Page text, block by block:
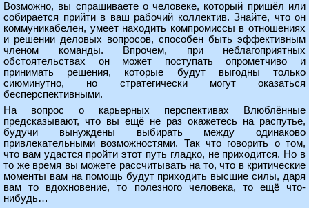
Возможно, вы спрашиваете о человеке, который пришёл или
собирается прийти в ваш рабочий коллектив. Знайте, что он
коммуникабелен, умеет находить компромиссы в отношениях
и решении деловых вопросов, способен быть эффективным
членом команды. Впрочем, при неблагоприятных
обстоятельствах он может поступать опрометчиво и
принимать решения, которые будут выгодны только
сиюминутно, но стратегически могут оказаться
бесперспективными.
На вопрос о карьерных перспективах Влюблённые
предсказывают, что вы ещё не раз окажетесь на распутье,
будучи вынуждены выбирать между одинаково
привлекательными возможностями. Так что говорить о том,
что вам удастся пройти этот путь гладко, не приходится. Но в
то же время вы можете рассчитывать на то, что в критические
моменты вам на помощь будут приходить высшие силы, даря
вам то вдохновение, то полезного человека, то ещё что-
нибудь…